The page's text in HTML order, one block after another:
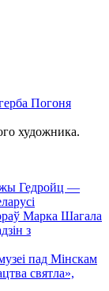
Погоня
художника.
Гедройц —
Марка Шагала
з
пад Мінскам
святла»,